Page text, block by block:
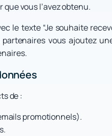
vous l’avez obtenu.
le texte “Je souhaite
vous ajoutez
de :
promotionnels).